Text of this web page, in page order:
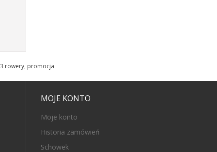
rowery, promocja
MOJE KONTO
Moje konto
Historia zamówień
Schowek